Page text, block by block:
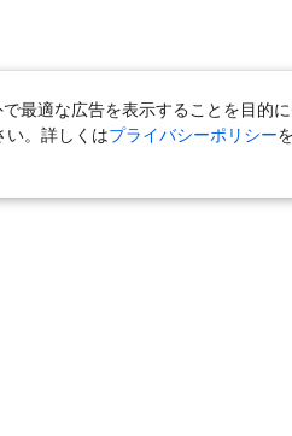
最適な広告を表示することを目的
い。詳しくはプライバシーポリシー